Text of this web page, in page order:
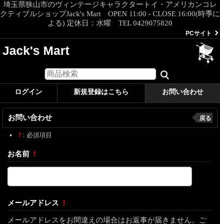
埼玉県狭山市のヴィンテージキャラクタートイ・アメリカンコレ
クティブルショップJack's Mart OPEN 11:00 - CLOSE 16:00(時季に
よる) 定休日：水曜 TEL 0429075820
PCサイト
Jack's Mart
ログイン 新規登録はこちら お問い合わせ
お問い合わせ 戻る
! : 必須項目
お名前 !
メールアドレス !
メールアドレスをお間違えの場合はお返事が届きません。ご